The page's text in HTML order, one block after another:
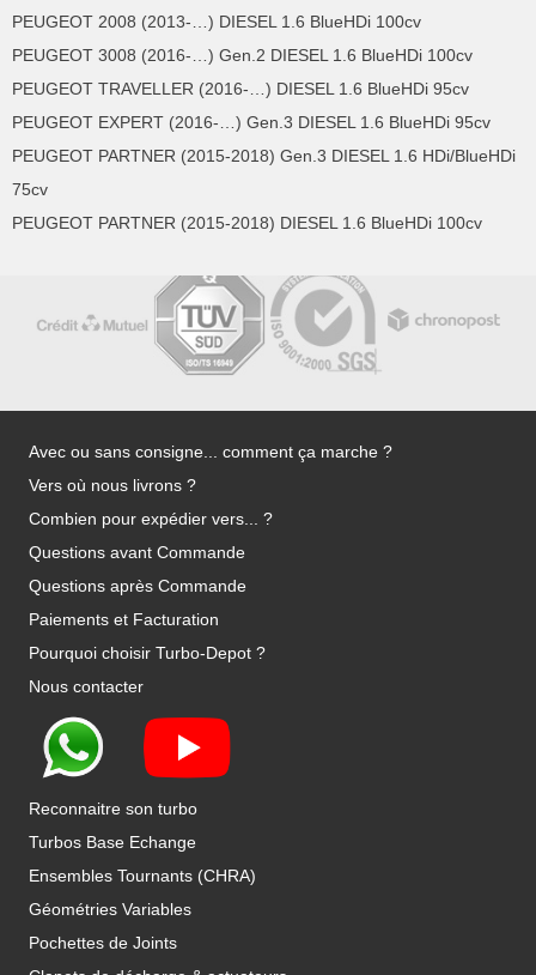
PEUGEOT 2008 (2013-…) DIESEL 1.6 BlueHDi 100cv
PEUGEOT 3008 (2016-…) Gen.2 DIESEL 1.6 BlueHDi 100cv
PEUGEOT TRAVELLER (2016-…) DIESEL 1.6 BlueHDi 95cv
PEUGEOT EXPERT (2016-…) Gen.3 DIESEL 1.6 BlueHDi 95cv
PEUGEOT PARTNER (2015-2018) Gen.3 DIESEL 1.6 HDi/BlueHDi
75cv
PEUGEOT PARTNER (2015-2018) DIESEL 1.6 BlueHDi 100cv
Avec ou sans consigne... comment ça marche ?
Vers où nous livrons ?
Combien pour expédier vers... ?
Questions avant Commande
Questions après Commande
Paiements et Facturation
Pourquoi choisir Turbo-Depot ?
Nous contacter
Reconnaitre son turbo
Turbos Base Echange
Ensembles Tournants (CHRA)
Géométries Variables
Pochettes de Joints